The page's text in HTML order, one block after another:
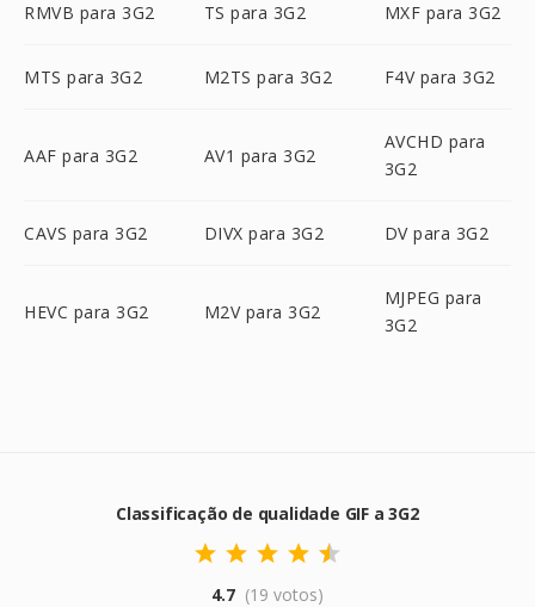
RMVB para 3G2 TS para 3G2 MXF para 3G2
MTS para 3G2 M2TS para 3G2 F4V para 3G2
AAF para 3G2 AV1 para 3G2
AVCHD para
3G2
CAVS para 3G2 DIVX para 3G2 DV para 3G2
HEVC para 3G2 M2V para 3G2
MJPEG para
3G2
Classificação de qualidade GIF a 3G2
4.7 (19 votos)